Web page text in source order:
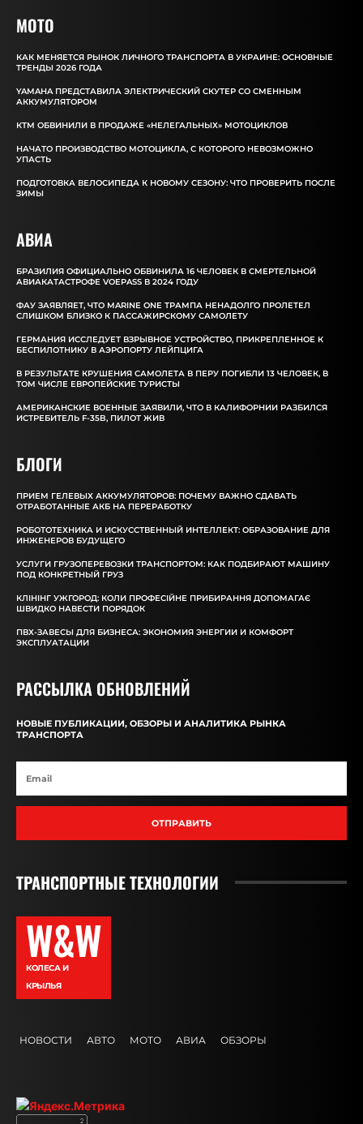
MOTO
КАК МЕНЯЕТСЯ РЫНОК ЛИЧНОГО ТРАНСПОРТА В УКРАИНЕ: ОСНОВНЫЕ
ТРЕНДЫ 2026 ГОДА
YAMAHA ПРЕДСТАВИЛА ЭЛЕКТРИЧЕСКИЙ СКУТЕР СО СМЕННЫМ
АККУМУЛЯТОРОМ
КТМ ОБВИНИЛИ В ПРОДАЖЕ «НЕЛЕГАЛЬНЫХ» МОТОЦИКЛОВ
НАЧАТО ПРОИЗВОДСТВО МОТОЦИКЛА, С КОТОРОГО НЕВОЗМОЖНО
УПАСТЬ
ПОДГОТОВКА ВЕЛОСИПЕДА К НОВОМУ СЕЗОНУ: ЧТО ПРОВЕРИТЬ ПОСЛЕ
ЗИМЫ
АВИА
БРАЗИЛИЯ ОФИЦИАЛЬНО ОБВИНИЛА 16 ЧЕЛОВЕК В СМЕРТЕЛЬНОЙ
АВИАКАТАСТРОФЕ VOEPASS В 2024 ГОДУ
ФАУ ЗАЯВЛЯЕТ, ЧТО MARINE ONE ТРАМПА НЕНАДОЛГО ПРОЛЕТЕЛ
СЛИШКОМ БЛИЗКО К ПАССАЖИРСКОМУ САМОЛЕТУ
ГЕРМАНИЯ ИССЛЕДУЕТ ВЗРЫВНОЕ УСТРОЙСТВО, ПРИКРЕПЛЕННОЕ К
БЕСПИЛОТНИКУ В АЭРОПОРТУ ЛЕЙПЦИГА
В РЕЗУЛЬТАТЕ КРУШЕНИЯ САМОЛЕТА В ПЕРУ ПОГИБЛИ 13 ЧЕЛОВЕК, В
ТОМ ЧИСЛЕ ЕВРОПЕЙСКИЕ ТУРИСТЫ
АМЕРИКАНСКИЕ ВОЕННЫЕ ЗАЯВИЛИ, ЧТО В КАЛИФОРНИИ РАЗБИЛСЯ
ИСТРЕБИТЕЛЬ F-35B, ПИЛОТ ЖИВ
БЛОГИ
ПРИЕМ ГЕЛЕВЫХ АККУМУЛЯТОРОВ: ПОЧЕМУ ВАЖНО СДАВАТЬ
ОТРАБОТАННЫЕ АКБ НА ПЕРЕРАБОТКУ
РОБОТОТЕХНИКА И ИСКУССТВЕННЫЙ ИНТЕЛЛЕКТ: ОБРАЗОВАНИЕ ДЛЯ
ИНЖЕНЕРОВ БУДУЩЕГО
УСЛУГИ ГРУЗОПЕРЕВОЗКИ ТРАНСПОРТОМ: КАК ПОДБИРАЮТ МАШИНУ
ПОД КОНКРЕТНЫЙ ГРУЗ
КЛІНІНГ УЖГОРОД: КОЛИ ПРОФЕСІЙНЕ ПРИБИРАННЯ ДОПОМАГАЄ
ШВИДКО НАВЕСТИ ПОРЯДОК
ПВХ-ЗАВЕСЫ ДЛЯ БИЗНЕСА: ЭКОНОМИЯ ЭНЕРГИИ И КОМФОРТ
ЭКСПЛУАТАЦИИ
РАССЫЛКА ОБНОВЛЕНИЙ
НОВЫЕ ПУБЛИКАЦИИ, ОБЗОРЫ И АНАЛИТИКА РЫНКА
ТРАНСПОРТА
ОТПРАВИТЬ
ТРАНСПОРТНЫЕ ТЕХНОЛОГИИ
W&W
КОЛЕСА И
КРЫЛЬЯ
НОВОСТИ АВТО МОТО АВИА ОБЗОРЫ